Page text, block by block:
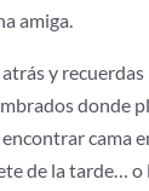
amiga.
y
donde
cama
de la tarde…